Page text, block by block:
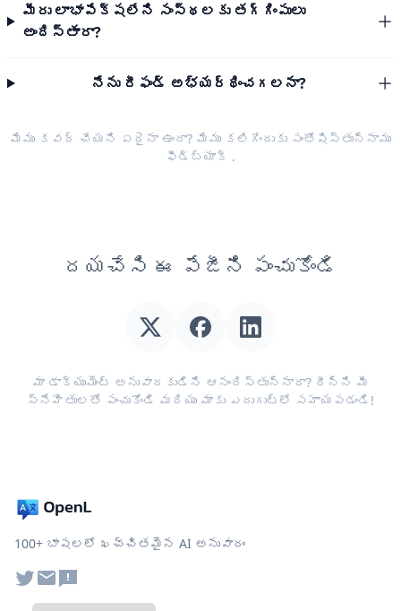
మీరు లాభాపేక్షలేని సంస్థలకు తగ్గింపులు
అందిస్తారా?
నేను రీఫండ్ అభ్యర్థించగలనా?
మేము కవర్ చేయని ఏదైనా ఉందా? మేము కలిగేందుకు సంతోషిస్తున్నాము
ఫీడ్‌బ్యాక్ .
దయచేసి ఈ పేజీని పంచుకోండి
మా డాక్యుమెంట్ అనువాదకుడిని ఆనందిస్తున్నారా? దీన్ని మీ
స్నేహితులతో పంచుకోండి మరియు మాకు ఎదుగుట్లో సహాయపడండి!
100+ భాషలలో ఖచ్చితమైన AI అనువాదం